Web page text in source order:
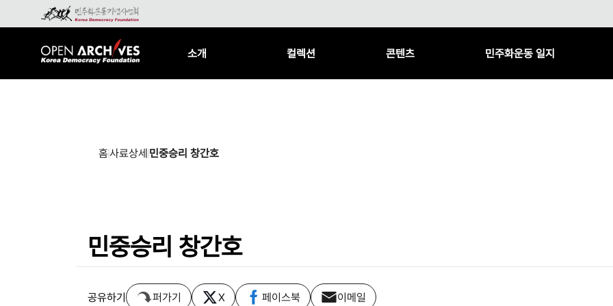
소개 컬렉션 콘텐츠 민주화운동 일지
홈사료상세 민중승리 창간호
민중승리 창간호
공유하기 퍼가기 X 페이스북 이메일